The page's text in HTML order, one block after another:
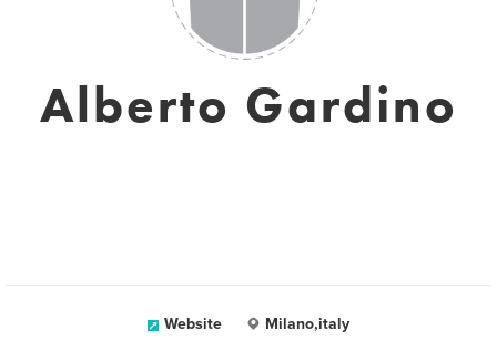
Alberto Gardino
Website Milano,italy